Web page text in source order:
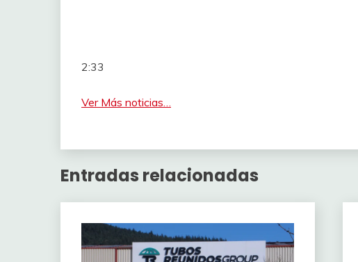
2:33
Ver Más noticias…
Entradas relacionadas